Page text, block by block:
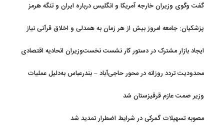
گفت وگوی وزیران خارجه آمریکا و انگلیس درباره ایران و تنگه هرمز
پزشکیان: جامعه امروز بیش از هر زمان به همدلی و اخلاق قرآنی نیاز
ایجاد بازار مشترک در دستور کار نشست نخست‌وزیران اتحادیه اقتصادی
محدودیت تردد روزانه در محور حاجی‌آباد – بندرعباس به‌دلیل عملیات
وزیر صمت عازم قرقیزستان شد
مصوبه تسهیلات گمرکی در شرایط اضطرار تمدید شد